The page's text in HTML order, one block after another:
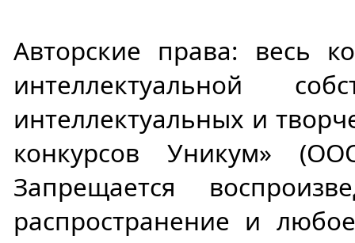
Авторские права: весь
интеллектуальной
интеллектуальных и
конкурсов Уникум»
Запрещается
распространение и